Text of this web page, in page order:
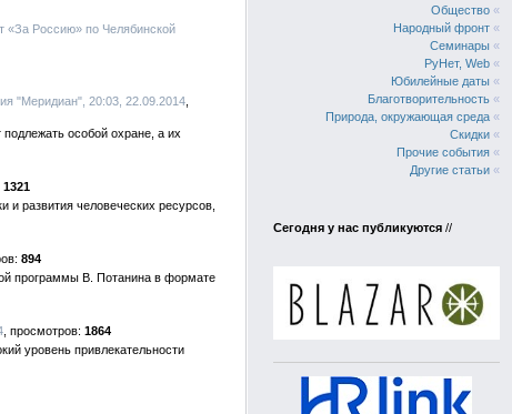
«За Россию» по Челябинской
"Меридиан", 20:03, 22.09.2014
особой охране, а их
1321
и развития человеческих ресурсов,
894
программы В. Потанина в формате
1864
уровень привлекательности
Общество «
Народный фронт «
Семинары «
РуНет, Web «
Юбилейные даты «
Благотворительность «
Природа, окружающая среда «
Скидки «
Прочие события «
Другие статьи «
Сегодня у нас публикуются //